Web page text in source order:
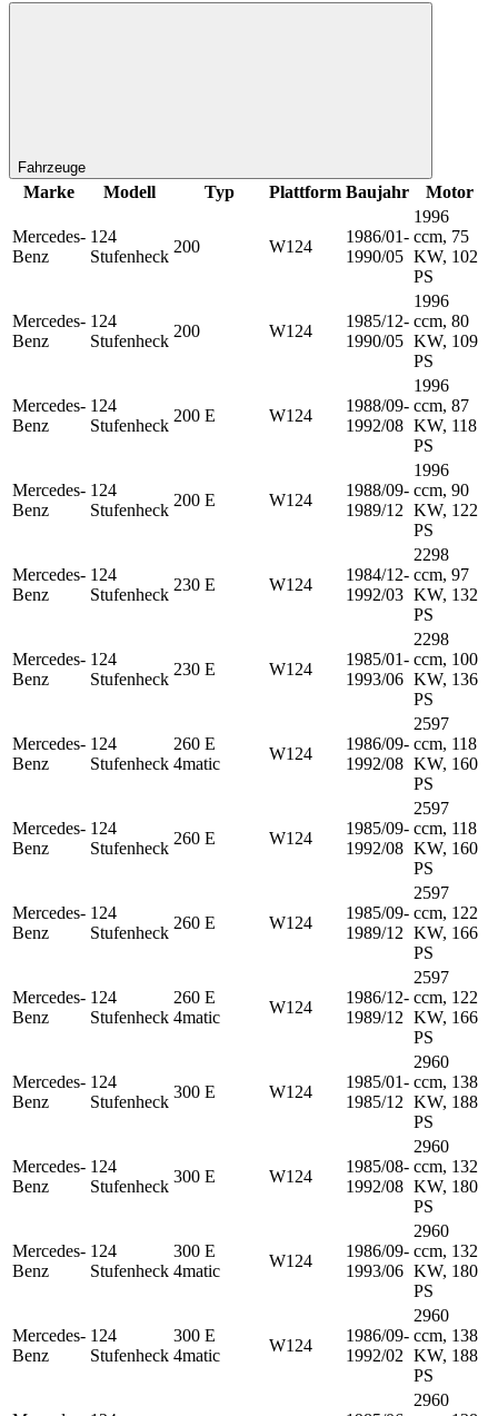
Fahrzeuge
Marke Modell Typ Plattform Baujahr Motor
Mercedes-
Benz
124
Stufenheck
200 W124
1986/01-
1990/05
1996
ccm, 75
KW, 102
PS
Mercedes-
Benz
124
Stufenheck
200 W124
1985/12-
1990/05
1996
ccm, 80
KW, 109
PS
Mercedes-
Benz
124
Stufenheck
200 E W124
1988/09-
1992/08
1996
ccm, 87
KW, 118
PS
Mercedes-
Benz
124
Stufenheck
200 E W124
1988/09-
1989/12
1996
ccm, 90
KW, 122
PS
Mercedes-
Benz
124
Stufenheck
230 E W124
1984/12-
1992/03
2298
ccm, 97
KW, 132
PS
Mercedes-
Benz
124
Stufenheck
230 E W124
1985/01-
1993/06
2298
ccm, 100
KW, 136
PS
Mercedes-
Benz
124
Stufenheck
260 E
4matic
W124
1986/09-
1992/08
2597
ccm, 118
KW, 160
PS
Mercedes-
Benz
124
Stufenheck
260 E W124
1985/09-
1992/08
2597
ccm, 118
KW, 160
PS
Mercedes-
Benz
124
Stufenheck
260 E W124
1985/09-
1989/12
2597
ccm, 122
KW, 166
PS
Mercedes-
Benz
124
Stufenheck
260 E
4matic
W124
1986/12-
1989/12
2597
ccm, 122
KW, 166
PS
Mercedes-
Benz
124
Stufenheck
300 E W124
1985/01-
1985/12
2960
ccm, 138
KW, 188
PS
Mercedes-
Benz
124
Stufenheck
300 E W124
1985/08-
1992/08
2960
ccm, 132
KW, 180
PS
Mercedes-
Benz
124
Stufenheck
300 E
4matic
W124
1986/09-
1993/06
2960
ccm, 132
KW, 180
PS
Mercedes-
Benz
124
Stufenheck
300 E
4matic
W124
1986/09-
1992/02
2960
ccm, 138
KW, 188
PS
2960